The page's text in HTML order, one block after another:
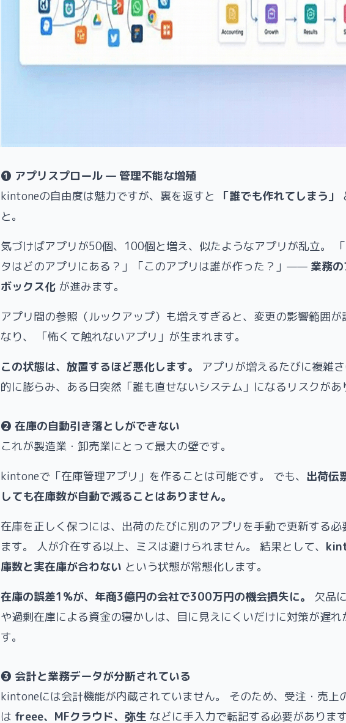
❶ アプリスプロール — 管理不能な増殖
kintoneの自由度は魅力ですが、裏を返すと
「誰でも作れてしまう」
と。
気づけばアプリが50個、100個と増え、似たようなアプリが乱立。
タはどのアプリにある？」「このアプリは誰が作った？」—— 業務
ボックス化 が進みます。
アプリ間の参照（ルックアップ）も増えすぎると、変更の影響範囲が
なり、 「怖くて触れないアプリ」が生まれます。
この状態は、放置するほど悪化します。
アプリが増えるたびに複雑
的に膨らみ、ある日突然「誰も直せないシステム」になるリスクがあ
❷ 在庫の自動引き落としができない
これが製造業・卸売業にとって最大の壁です。
kintoneで「在庫管理アプリ」を作ることは可能です。 でも、 出荷伝
しても在庫数が自動で減ることはありません。
在庫を正しく保つには、出荷のたびに別のアプリを手動で更新する必
ます。 人が介在する以上、ミスは避けられません。 結果として、
庫数と実在庫が合わない という状態が常態化します。
在庫の誤差1%が、年商3億円の会社で300万円の機会損失に。
欠品
や過剰在庫による資金の寝かしは、目に見えにくいだけに対策が遅れ
す。
❸ 会計と業務データが分断されている
kintoneには会計機能が内蔵されていません。 そのため、受注・売上
は freee、MFクラウド、弥生 などに手入力で転記する必要があります